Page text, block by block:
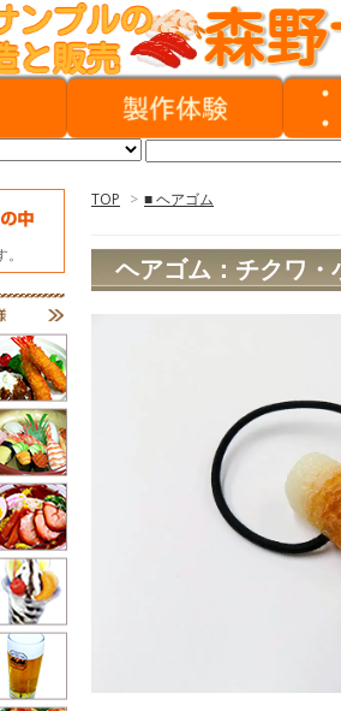
TOP > ■ ヘアゴム
ヘアゴム：チクワ・